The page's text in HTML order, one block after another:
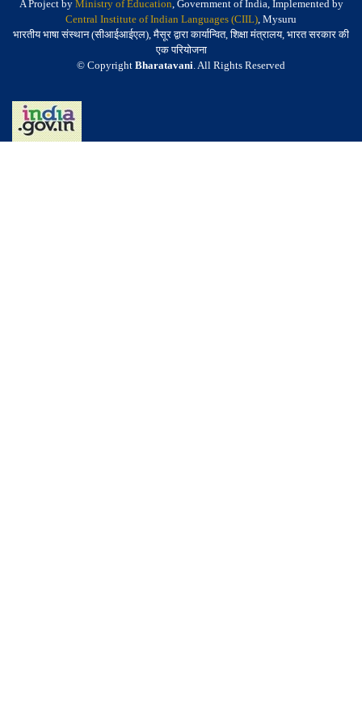
A Project by Ministry of Education, Government of India, Implemented by
Central Institute of Indian Languages (CIIL), Mysuru
भारतीय भाषा संस्थान (सीआईआईएल), मैसूर द्वारा कार्यान्वित, शिक्षा मंत्रालय, भारत सरकार की
एक परियोजना
© Copyright Bharatavani. All Rights Reserved